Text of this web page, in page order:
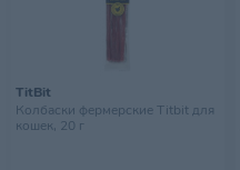
TitBit
Колбаски фермерские Titbit для
кошек, 20 г